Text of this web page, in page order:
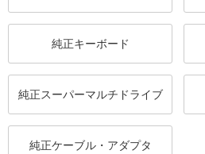
純正キーボード
純正スーパーマルチドライブ
純正ケーブル・アダプタ